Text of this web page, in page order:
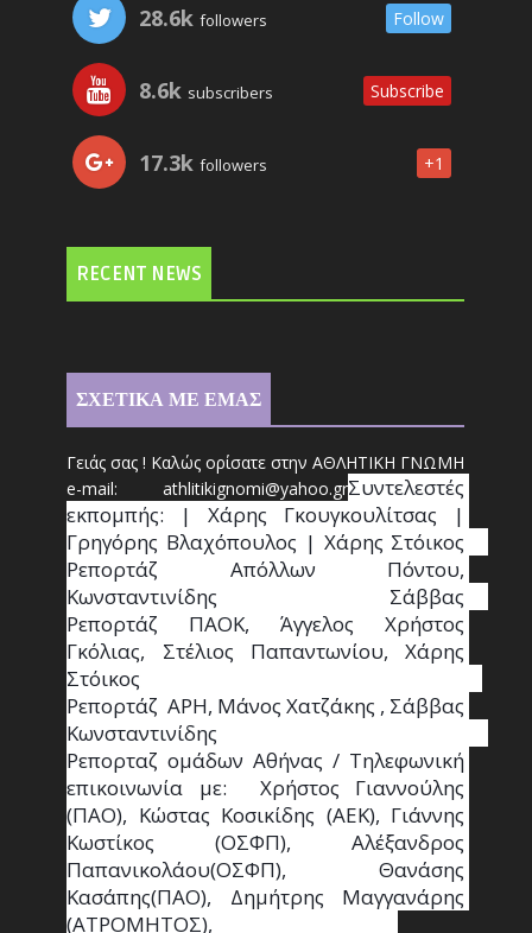
28.6k followers Follow
8.6k subscribers Subscribe
17.3k followers +1
RECENT NEWS
ΣΧΕΤΙΚΑ ΜΕ ΕΜΑΣ
Γειάς σας ! Καλώς ορίσατε στην ΑΘΛΗΤΙΚΗ ΓΝΩΜΗ
e-mail: athlitikignomi@yahoo.grΣυντελεστές
εκπομπής: | Χάρης Γκουγκουλίτσας |
Γρηγόρης Βλαχόπουλος | Χάρης Στόικος
Ρεπορτάζ Απόλλων Πόντου,
Κωνσταντινίδης   Σάββας
Ρεπορτάζ ΠΑΟΚ, Άγγελος Χρήστος
Γκόλιας, Στέλιος Παπαντωνίου, Χάρης
Στόικος
Ρεπορτάζ  ΑΡΗ, Μάνος Χατζάκης , Σάββας
Κωνσταντινίδης
Ρεπορταζ ομάδων Αθήνας / Τηλεφωνική
επικοινωνία με:  Χρήστος Γιαννούλης
(ΠΑΟ), Κώστας Κοσικίδης (ΑΕΚ), Γιάννης
Κωστίκος (ΟΣΦΠ), Αλέξανδρος
Παπανικολάου(ΟΣΦΠ), Θανάσης
Κασάπης(ΠΑΟ), Δημήτρης Μαγγανάρης
(ΑΤΡΟΜΗΤΟΣ),